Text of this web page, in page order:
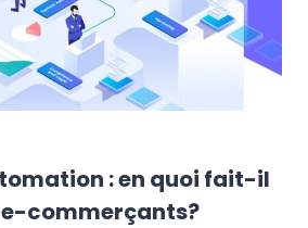
: en quoi fait-il
e-commerçants?